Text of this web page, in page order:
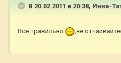
В 20.02.2011 в 20:38, Инна-
Все правильно ,не